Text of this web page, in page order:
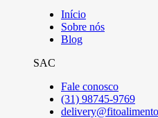
Início
Sobre nós
Blog
SAC
Fale conosco
(31) 98745-9769